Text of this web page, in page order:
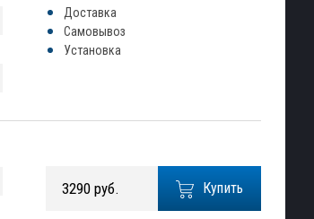
Доставка
Самовывоз
Установка
Купить
3290 руб.